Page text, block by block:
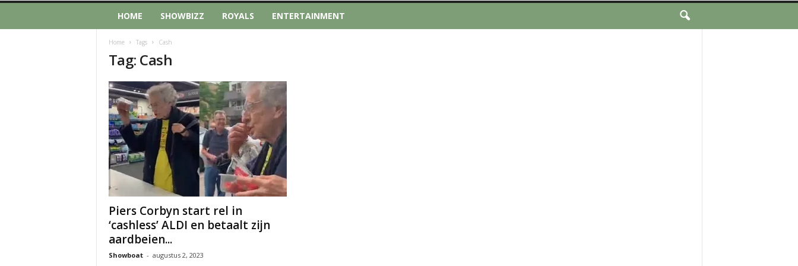
HOME SHOWBIZZ ROYALS ENTERTAINMENT
Home Tags Cash
Tag: Cash
Piers Corbyn start rel in
‘cashless’ ALDI en betaalt zijn
aardbeien...
Showboat - augustus 2, 2023